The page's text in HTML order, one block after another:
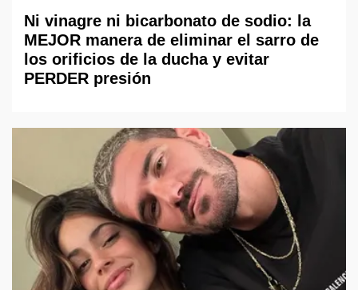
Ni vinagre ni bicarbonato de sodio: la
MEJOR manera de eliminar el sarro de
los orificios de la ducha y evitar
PERDER presión